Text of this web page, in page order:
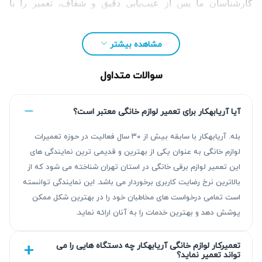
کارشناسان ما پس از عیب‌یابی دقیق و شفاف، تعمیر را با
مصوب اتحادیه محاسبه می‌کنند. شما می‌توانید برای ثبت
درخواست خود با ما تماس بگیرید یا فرم مربوطه را تکمیل کنید.
چرا تعمیر جاروبرقی پاکتین ضروری است؟
مشاهده بیشتر
سوالات متداول
آیا آریابهکار برای تعمیر لوازم خانگی معتبر است؟
بله. آریابهکار با سابقه بیش از ۳۰ سال فعالیت در حوزه تعمیرات
لوازم خانگی به عنوان یکی از بهترین و قدیمی ترین نمایندگی های
این تعمیر لوازم برقی خانگی در استان تهران شناخته می شود که از
بالاترین نرخ رضایت کاربری برخوردار می باشد. این نمایندگی توانسته
است تمامی درخواست های مخاطبان خود را در بهترین شکل ممکن
پوشش دهد و بهترین خدمات را به آنان ارائه نماید.
تعمیرکار لوازم خانگی آریابهکار چه دستگاه هایی را می
تواند تعمیر نماید؟